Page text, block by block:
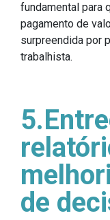
fundamental para
pagamento de
surpreendida por
trabalhista.
de